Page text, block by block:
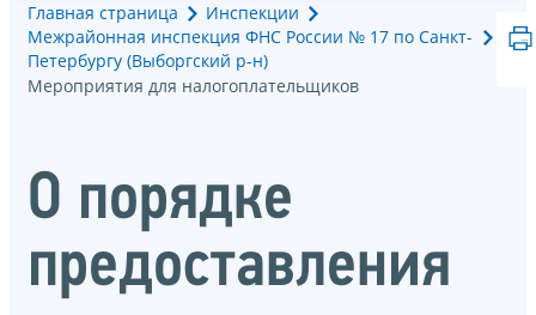
Главная страница
Инспекции
Межрайонная инспекция ФНС России № 17 по Санкт-
Петербургу (Выборгский р-н)
Мероприятия для налогоплательщиков
О порядке
предоставления